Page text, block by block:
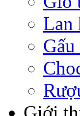
Lan